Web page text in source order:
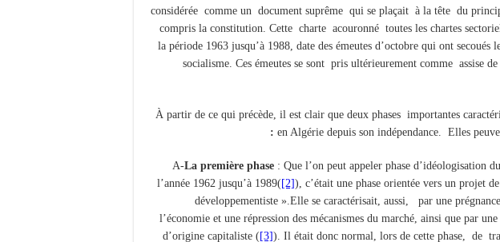
considérée comme un document suprême qui se plaçait à la tête du
compris la constitution. Cette charte acouronné toutes les chartes
la période 1963 jusqu’à 1988, date des émeutes d’octobre qui ont secoués
socialisme. Ces émeutes se sont pris ultérieurement comme assise
À partir de ce qui précède, il est clair que deux phases importantes
en Algérie depuis son indépendance. Elles
:
A-La première phase : Que l’on peut appeler phase d’idéologisation
l’année 1962 jusqu’à 1989([2]), c’était une phase orientée vers un projet
développementiste ».Elle se caractérisait, aussi, par une
l’économie et une répression des mécanismes du marché, ainsi que par
d’origine capitaliste ([3]). Il était donc normal, lors de cette phase, de